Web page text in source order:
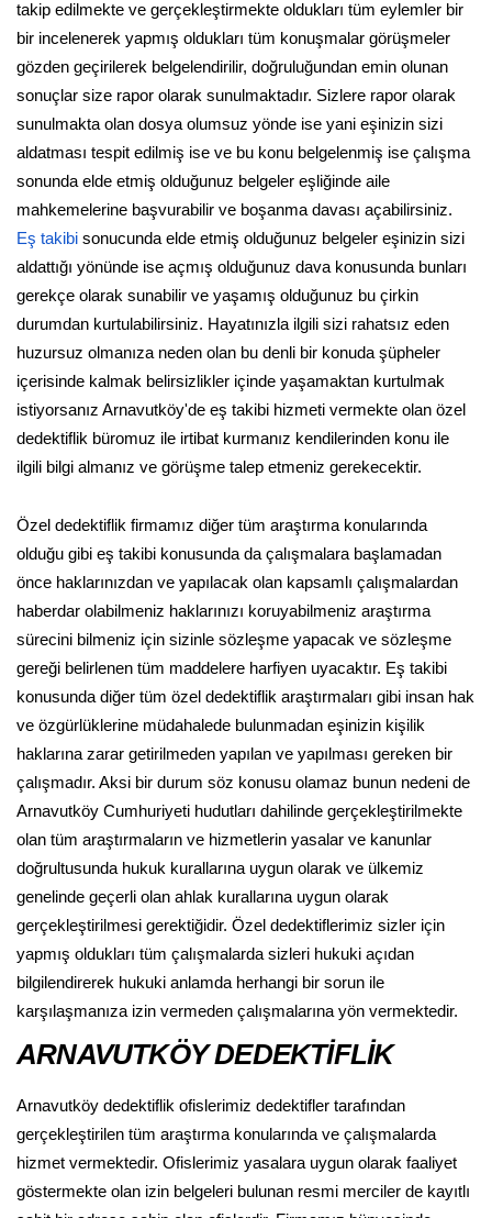
takip edilmekte ve gerçekleştirmekte oldukları tüm eylemler bir
bir incelenerek yapmış oldukları tüm konuşmalar görüşmeler
gözden geçirilerek belgelendirilir, doğruluğundan emin olunan
sonuçlar size rapor olarak sunulmaktadır. Sizlere rapor olarak
sunulmakta olan dosya olumsuz yönde ise yani eşinizin sizi
aldatması tespit edilmiş ise ve bu konu belgelenmiş ise çalışma
sonunda elde etmiş olduğunuz belgeler eşliğinde aile
mahkemelerine başvurabilir ve boşanma davası açabilirsiniz.
Eş takibi sonucunda elde etmiş olduğunuz belgeler eşinizin sizi
aldattığı yönünde ise açmış olduğunuz dava konusunda bunları
gerekçe olarak sunabilir ve yaşamış olduğunuz bu çirkin
durumdan kurtulabilirsiniz. Hayatınızla ilgili sizi rahatsız eden
huzursuz olmanıza neden olan bu denli bir konuda şüpheler
içerisinde kalmak belirsizlikler içinde yaşamaktan kurtulmak
istiyorsanız Arnavutköy'de eş takibi hizmeti vermekte olan özel
dedektiflik büromuz ile irtibat kurmanız kendilerinden konu ile
ilgili bilgi almanız ve görüşme talep etmeniz gerekecektir.
Özel dedektiflik firmamız diğer tüm araştırma konularında
olduğu gibi eş takibi konusunda da çalışmalara başlamadan
önce haklarınızdan ve yapılacak olan kapsamlı çalışmalardan
haberdar olabilmeniz haklarınızı koruyabilmeniz araştırma
sürecini bilmeniz için sizinle sözleşme yapacak ve sözleşme
gereği belirlenen tüm maddelere harfiyen uyacaktır. Eş takibi
konusunda diğer tüm özel dedektiflik araştırmaları gibi insan hak
ve özgürlüklerine müdahalede bulunmadan eşinizin kişilik
haklarına zarar getirilmeden yapılan ve yapılması gereken bir
çalışmadır. Aksi bir durum söz konusu olamaz bunun nedeni de
Arnavutköy Cumhuriyeti hudutları dahilinde gerçekleştirilmekte
olan tüm araştırmaların ve hizmetlerin yasalar ve kanunlar
doğrultusunda hukuk kurallarına uygun olarak ve ülkemiz
genelinde geçerli olan ahlak kurallarına uygun olarak
gerçekleştirilmesi gerektiğidir. Özel dedektiflerimiz sizler için
yapmış oldukları tüm çalışmalarda sizleri hukuki açıdan
bilgilendirerek hukuki anlamda herhangi bir sorun ile
karşılaşmanıza izin vermeden çalışmalarına yön vermektedir.
ARNAVUTKÖY DEDEKTİFLİK
Arnavutköy dedektiflik ofislerimiz dedektifler tarafından
gerçekleştirilen tüm araştırma konularında ve çalışmalarda
hizmet vermektedir. Ofislerimiz yasalara uygun olarak faaliyet
göstermekte olan izin belgeleri bulunan resmi merciler de kayıtlı